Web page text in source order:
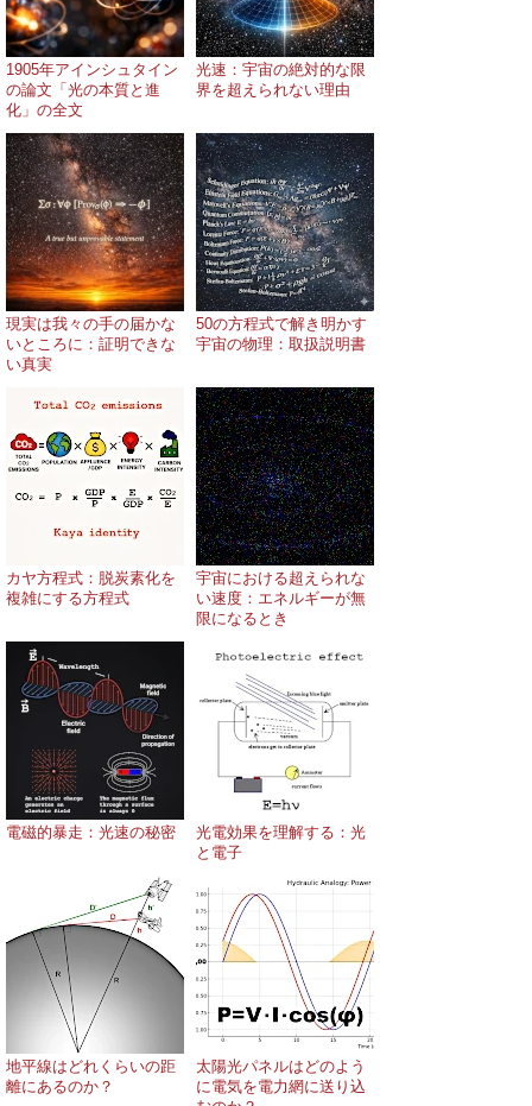
1905年アインシュタイン
の論文「光の本質と進
化」の全文
光速：宇宙の絶対的な限
界を超えられない理由
現実は我々の手の届かな
いところに：証明できな
い真実
50の方程式で解き明かす
宇宙の物理：取扱説明書
カヤ方程式：脱炭素化を
複雑にする方程式
宇宙における超えられな
い速度：エネルギーが無
限になるとき
電磁的暴走：光速の秘密
光電効果を理解する：光
と電子
地平線はどれくらいの距
離にあるのか？
太陽光パネルはどのよう
に電気を電力網に送り込